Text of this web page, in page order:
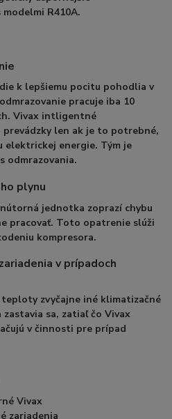
R410A.
k lepšiemu pocitu pohodlia v
pracuje iba 10
Vivax intligentné
prevádzky len ak je to potrebné,
elektrickej energie. Tým je
odmrazovania.
plynu
jednotka zoprazí chybu
pracovať. Toto opatrenie slúži
kompresora.
v prípadoch
zvyčajne iné klimatizačné
sa, zatiaľ čo Vivax
v činnosti pre prípad
Vivax
zariadenia